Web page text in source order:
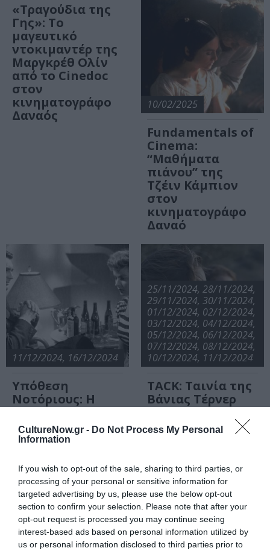
CultureNow.gr - Do Not Process My Personal
Information
If you wish to opt-out of the sale, sharing to third parties, or
processing of your personal or sensitive information for
targeted advertising by us, please use the below opt-out
section to confirm your selection. Please note that after your
opt-out request is processed you may continue seeing
interest-based ads based on personal information utilized by
us or personal information disclosed to third parties prior to
«Τραγούδια της
Γης»: Το
μαγευτικό
ντοκιμαντέρ της
Μαργκρέθ Ολίν
από το Cinedoc
στον
κινηματογράφο
Δαναός
10/02/2025
Fundamentals of
Cinema:
“Μαθήματα
πιάνου” της
Τζέιν Κάμπιον
στον
κινηματογράφο
Δαναό
11/12/2024, 16/12/2024
Υπόθεση
Νοτόριους: Η
ταινία του
Άλφρεντ Χίτσκοκ
σε Αθήνα και
25/11/2024, 28/11/2024,
29/11/2024, 30/11/2024,
01/12/2024, 02/12/2024,
03/12/2024, 04/12/2024,
05/12/2024, 06/12/2024,
07/12/2024, 08/12/2024,
10/12/2024, 11/12/2024
TACK: Ταινία της
Βάνιας Τέρνερ
για το ελληνικό
#MeToo από το
CineDoc στον
«Δαναός»
26/11/2024
Fundamentals of
Cinema:
“Δαμάζοντας τα
κύματα” του Λαρς